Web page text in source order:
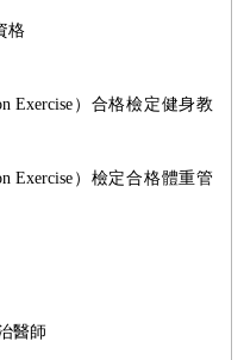
格
Exercise）合格檢定健身教
Exercise）檢定合格體重管
醫師